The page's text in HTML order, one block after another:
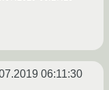
06:11:30